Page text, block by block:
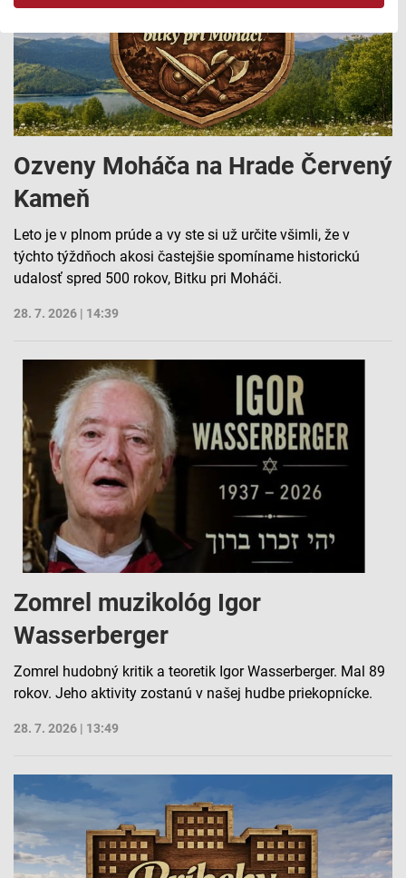
Uchovávanie alebo prístup k informáciám na
Použiť obmedzené údaje na výber reklamy
Vytvoriť profily pre personalizovanú reklamu
Použiť profily na výber personalizovanej
Použiť profily na výber prispôsobeného obsahu
Pochopiť cieľové skupiny na základe štatistík
alebo spájania údajov z rôznych zdrojov
Vývoj a zlepšovanie služieb
Použitie obmedzených údajov na výber obsahu
Špeciálne funkcie IAB:
Používanie presných údajov o geografickej
polohe
Identifikácia zariadení na základe aktívne
Účely spracovania, ktoré nie sú v kompetencii IAB:
Nevyhnutné
Ozveny Moháča na Hrade Červený
Kameň
Leto je v plnom prúde a vy ste si už určite všimli, že v
týchto týždňoch akosi častejšie spomíname historickú
udalosť spred 500 rokov, Bitku pri Moháči.
28. 7. 2026 | 14:39
Zomrel muzikológ Igor
Wasserberger
Zomrel hudobný kritik a teoretik Igor Wasserberger. Mal 89
rokov. Jeho aktivity zostanú v našej hudbe priekopnícke.
28. 7. 2026 | 13:49